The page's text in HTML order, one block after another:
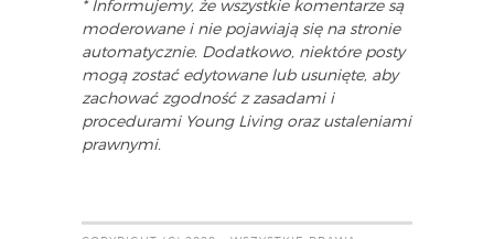
* Informujemy, że wszystkie komentarze są
moderowane i nie pojawiają się na stronie
automatycznie. Dodatkowo, niektóre posty
mogą zostać edytowane lub usunięte, aby
zachować zgodność z zasadami i
procedurami Young Living oraz ustaleniami
prawnymi.